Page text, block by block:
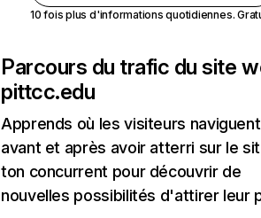
10 fois plus d'informations quotidiennes.
Parcours du trafic du site
pittcc.edu
Apprends où les visiteurs naviguent
avant et après avoir atterri sur le
ton concurrent pour découvrir de
nouvelles possibilités d'attirer leur